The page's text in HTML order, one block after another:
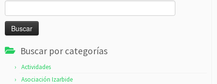
Buscar por categorías
Actividades
Asociación Izarbide